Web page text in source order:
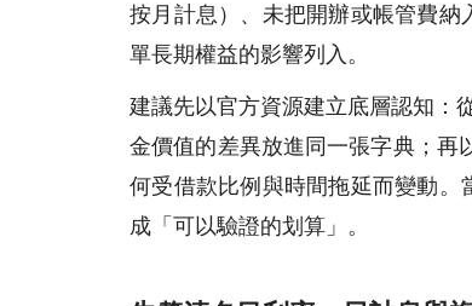
按月計息）、未把開辦或帳管費
單長期權益的影響列入。
建議先以官方資源建立底層認知：
金價值的差異放進同一張字典；再
何受借款比例與時間拖延而變動
成「可以驗證的划算」。